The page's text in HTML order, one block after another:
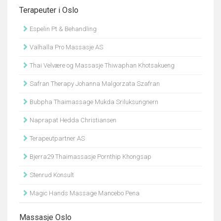
Terapeuter i Oslo
Espelin Pt & Behandling
Valhalla Pro Massasje AS
Thai Velvære og Massasje Thiwaphan Khotsakueng
Safran Therapy Johanna Malgorzata Szafran
Bubpha Thaimassage Mukda Sriluksungnern
Naprapat Hedda Christiansen
Terapeutpartner AS
Bjerra29 Thaimassasje Pornthip Khongsap
Stenrud Konsult
Magic Hands Massage Mancebo Pena
Massasje Oslo